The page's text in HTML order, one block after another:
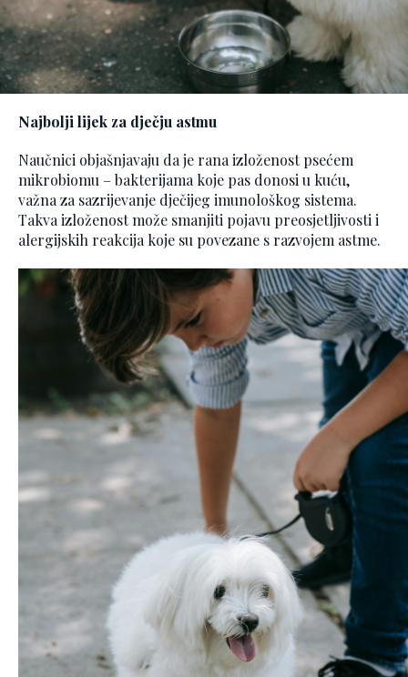
Najbolji lijek za dječju astmu
Naučnici objašnjavaju da je rana izloženost psećem
mikrobiomu – bakterijama koje pas donosi u kuću,
važna za sazrijevanje dječijeg imunološkog sistema.
Takva izloženost može smanjiti pojavu preosjetljivosti i
alergijskih reakcija koje su povezane s razvojem astme.